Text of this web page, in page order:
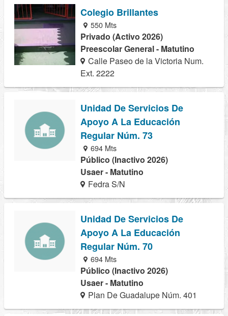
Colegio Brillantes
550 Mts
Privado (Activo 2026)
Preescolar General - Matutino
Calle Paseo de la Victoria Num.
Ext. 2222
Unidad De Servicios De
Apoyo A La Educación
Regular Núm. 73
694 Mts
Público (Inactivo 2026)
Usaer - Matutino
Fedra S/N
Unidad De Servicios De
Apoyo A La Educación
Regular Núm. 70
694 Mts
Público (Inactivo 2026)
Usaer - Matutino
Plan De Guadalupe Núm. 401